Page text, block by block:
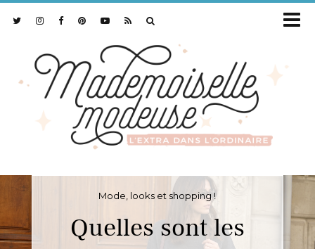
Mode, looks et shopping !
Quelles sont les